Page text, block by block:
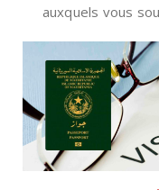
auxquels vous